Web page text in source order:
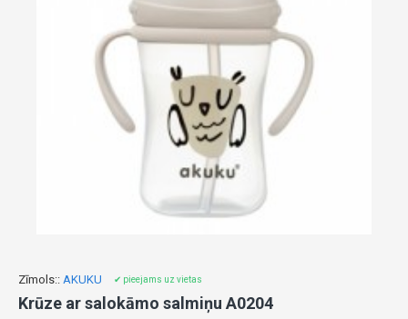
Zīmols:: AKUKU ✔ pieejams uz vietas
Krūze ar salokāmo salmiņu A0204